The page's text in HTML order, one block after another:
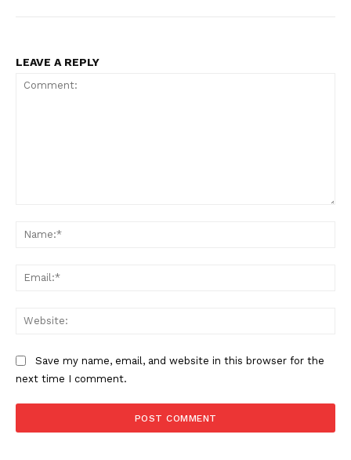
LEAVE A REPLY
Save my name, email, and website in this browser for the
next time I comment.